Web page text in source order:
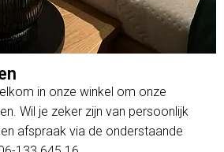
in onze winkel om onze
Wil je zeker zijn van persoonlijk
afspraak via de onderstaande